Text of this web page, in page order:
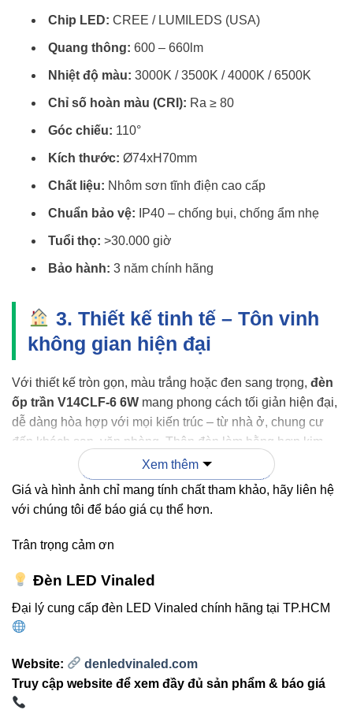
Chip LED: CREE / LUMILEDS (USA)
Quang thông: 600 – 660lm
Nhiệt độ màu: 3000K / 3500K / 4000K / 6500K
Chỉ số hoàn màu (CRI): Ra ≥ 80
Góc chiếu: 110°
Kích thước: Ø74xH70mm
Chất liệu: Nhôm sơn tĩnh điện cao cấp
Chuẩn bảo vệ: IP40 – chống bụi, chống ẩm nhẹ
Tuổi thọ: >30.000 giờ
Bảo hành: 3 năm chính hãng
3. Thiết kế tinh tế – Tôn vinh
không gian hiện đại
Với thiết kế tròn gọn, màu trắng hoặc đen sang trọng, đèn
ốp trần V14CLF-6 6W mang phong cách tối giản hiện đại,
dễ dàng hòa hợp với mọi kiến trúc – từ nhà ở, chung cư
đến khách sạn, văn phòng. Thân đèn làm bằng hợp kim
nhôm cao cấp giúp tản nhiệt nhanh, tăng độ bền và duy trì
ánh sáng ổn định lâu dài.
Mỗi chi tiết được gia công tỉ mỉ, tạo nên
đáng là lựa chọn của những không gian
đẳng cấp.
4. Ưu điểm nổi bật so với đèn
Xem thêm
Giá và hình ảnh chỉ mang tính chất tham khảo, hãy liên hệ
với chúng tôi để báo giá cụ thể hơn.
Trân trọng cảm ơn
Đèn LED Vinaled
Đại lý cung cấp đèn LED Vinaled chính hãng tại TP.HCM
Website:
denledvinaled.com
Truy cập website để xem đầy đủ sản phẩm & báo giá